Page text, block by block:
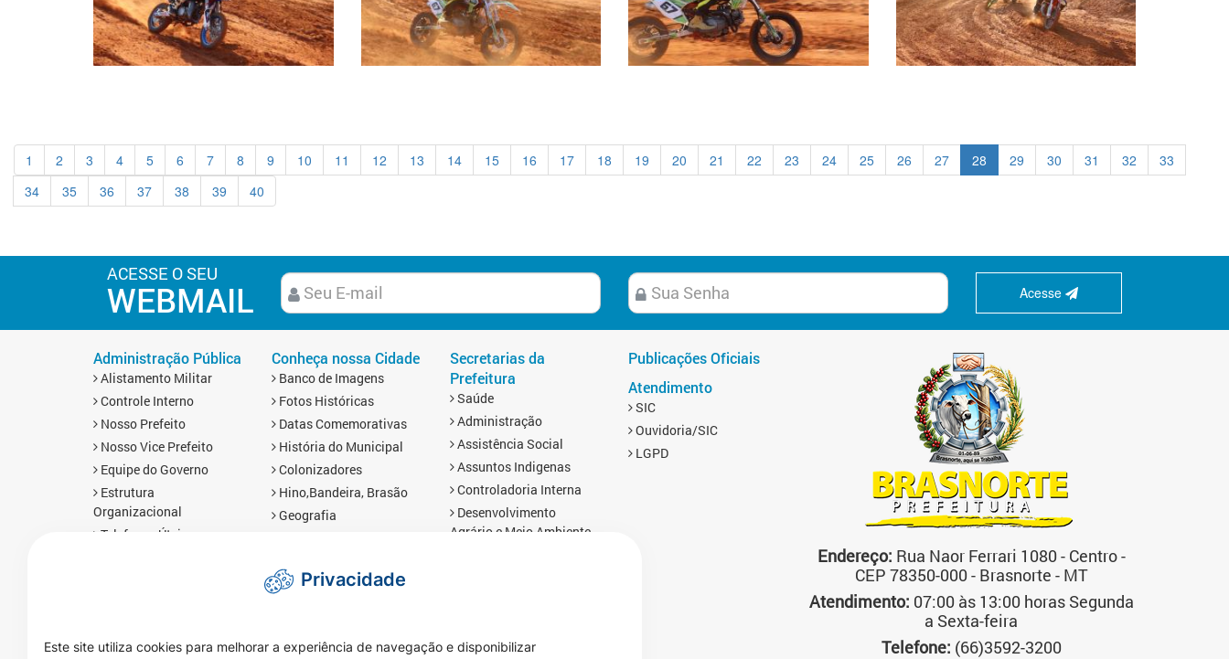
1 2 3 4 5 6 7 8 9 10 11 12 13 14 15 16 17 18 19 20 21 22 23 24 25 26 27 28 29 30 31 32
33
34
35 36 37 38 39 40
ACESSE O SEU
WEBMAIL Acesse
Administração Pública
Alistamento Militar
Controle Interno
Nosso Prefeito
Nosso Vice Prefeito
Equipe do Governo
Estrutura
Organizacional
Telefones Úteis
Notícias
Conheça nossa Cidade
Banco de Imagens
Fotos Históricas
Datas Comemorativas
História do Municipal
Colonizadores
Hino,Bandeira, Brasão
Geografia
Redes Sociais
Secretarias da
Prefeitura
Saúde
Administração
Assistência Social
Assuntos Indigenas
Controladoria Interna
Desenvolvimento
Agrário e Meio Ambiente
Infraestrutura
Publicações Oficiais
Atendimento
SIC
Ouvidoria/SIC
LGPD
Endereço: Rua Naor Ferrari 1080 - Centro -
CEP 78350-000 - Brasnorte - MT
Atendimento: 07:00 às 13:00 horas Segunda
a Sexta-feira
Telefone: (66)3592-3200
Privacidade
Este site utiliza cookies para melhorar a experiência de navegação e disponibilizar